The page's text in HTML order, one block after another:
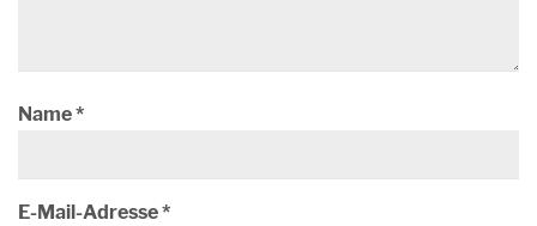
Name*
E-Mail-Adresse*